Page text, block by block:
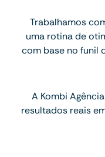
Trabalhamos
uma rotina de
com base no funil
A Kombi
resultados reais